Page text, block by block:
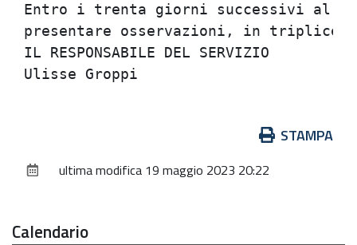
Entro i trenta giorni
presentare osservazioni, in
IL
documento
STAMPA
ultima modifica 19 maggio 2023 20:22
Calendario